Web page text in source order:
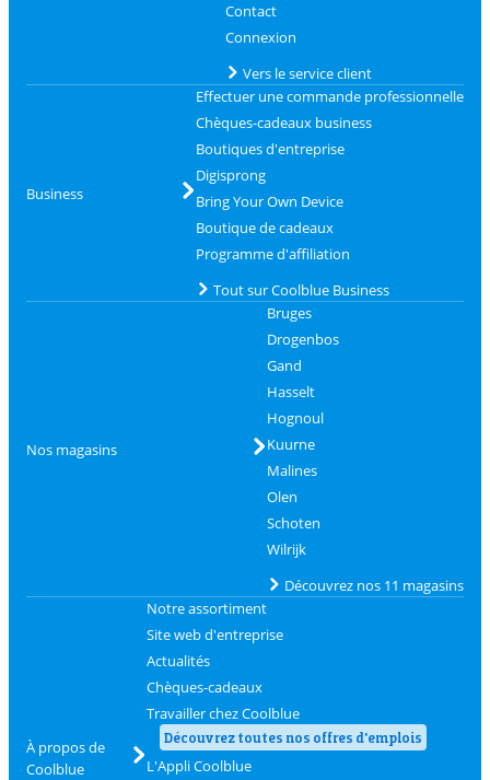
Contact
Connexion
Vers le service client
Business
Effectuer une commande professionnelle
Chèques-cadeaux business
Boutiques d'entreprise
Digisprong
Bring Your Own Device
Boutique de cadeaux
Programme d'affiliation
Tout sur Coolblue Business
Nos magasins
Bruges
Drogenbos
Gand
Hasselt
Hognoul
Kuurne
Malines
Olen
Schoten
Wilrijk
Découvrez nos 11 magasins
À propos de
Coolblue
Notre assortiment
Site web d'entreprise
Actualités
Chèques-cadeaux
Travailler chez Coolblue
Découvrez toutes nos offres d'emplois
L'Appli Coolblue